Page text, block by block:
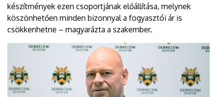
készítmények ezen csoportjának előállítása, melynek
köszönhetően minden bizonnyal a fogyasztói ár is
csökkenhetne – magyarázta a szakember.